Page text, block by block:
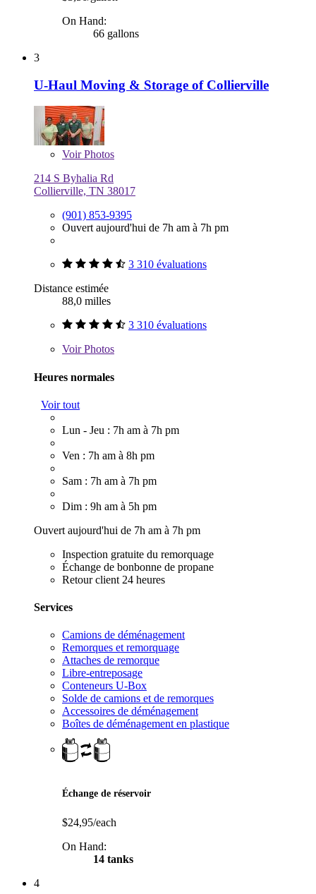
On Hand:
66 gallons
3
U-Haul Moving & Storage of Collierville
VoirPhotos
214 S Byhalia Rd
Collierville, TN 38017
(901) 853-9395
Ouvert aujourd'hui de 7h am à 7h pm
3 310 évaluations
Distance estimée
88,0 milles
3 310 évaluations
VoirPhotos
Heures normales
Voir tout
Lun - Jeu : 7h am à 7h pm
Ven : 7h am à 8h pm
Sam : 7h am à 7h pm
Dim : 9h am à 5h pm
Ouvert aujourd'hui de 7h am à 7h pm
Inspection gratuite du remorquage
Échange de bonbonne de propane
Retour client 24 heures
Services
Camions de déménagement
Remorques et remorquage
Attaches de remorque
Libre-entreposage
Conteneurs U-Box
Solde de camions et de remorques
Accessoires de déménagement
Boîtes de déménagement en plastique
Échange de réservoir
$24,95/each
On Hand:
14 tanks
4